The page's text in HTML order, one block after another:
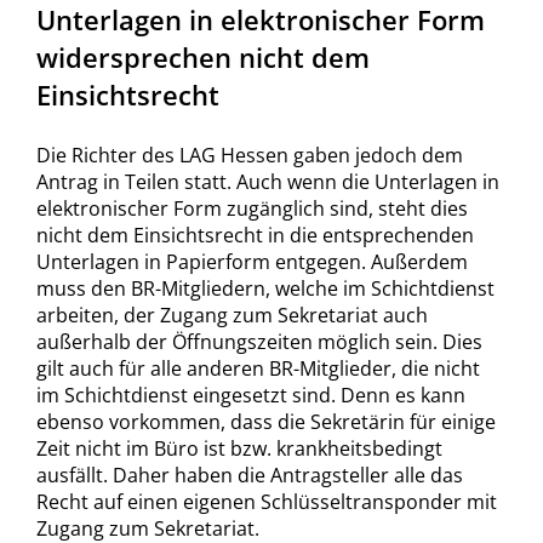
Unterlagen in elektronischer Form
widersprechen nicht dem
Einsichtsrecht
Die Richter des LAG Hessen gaben jedoch dem
Antrag in Teilen statt. Auch wenn die Unterlagen in
elektronischer Form zugänglich sind, steht dies
nicht dem Einsichtsrecht in die entsprechenden
Unterlagen in Papierform entgegen. Außerdem
muss den BR-Mitgliedern, welche im Schichtdienst
arbeiten, der Zugang zum Sekretariat auch
außerhalb der Öffnungszeiten möglich sein. Dies
gilt auch für alle anderen BR-Mitglieder, die nicht
im Schichtdienst eingesetzt sind. Denn es kann
ebenso vorkommen, dass die Sekretärin für einige
Zeit nicht im Büro ist bzw. krankheitsbedingt
ausfällt. Daher haben die Antragsteller alle das
Recht auf einen eigenen Schlüsseltransponder mit
Zugang zum Sekretariat.